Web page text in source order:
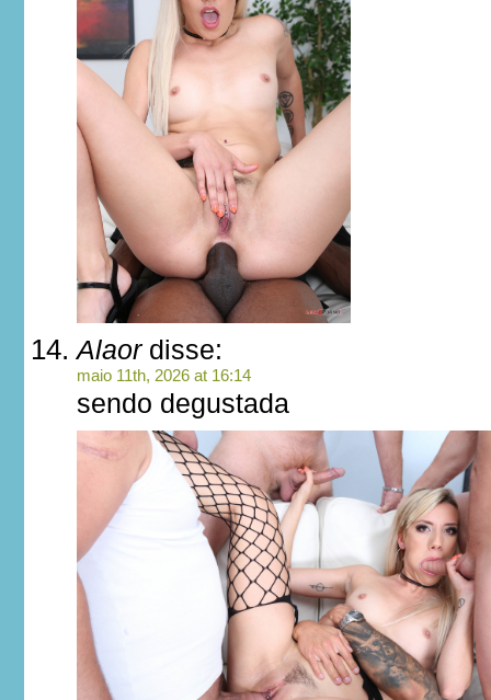
Alaordisse:
maio 11th, 2026 at 16:14
sendo degustada